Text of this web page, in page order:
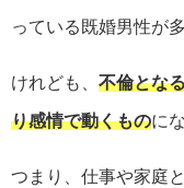
っている既婚男性が
けれども、 不倫とな
り感情で動くものに
つまり、仕事や家庭